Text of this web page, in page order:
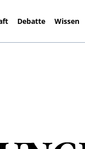
Debatte Wissen